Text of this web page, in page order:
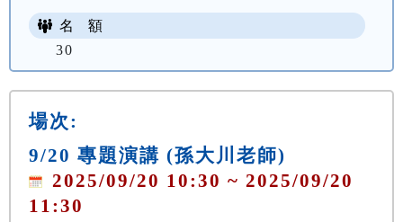
名 額
30
場次:
9/20 專題演講 (孫大川老師)
2025/09/20 10:30 ~ 2025/09/20
11:30